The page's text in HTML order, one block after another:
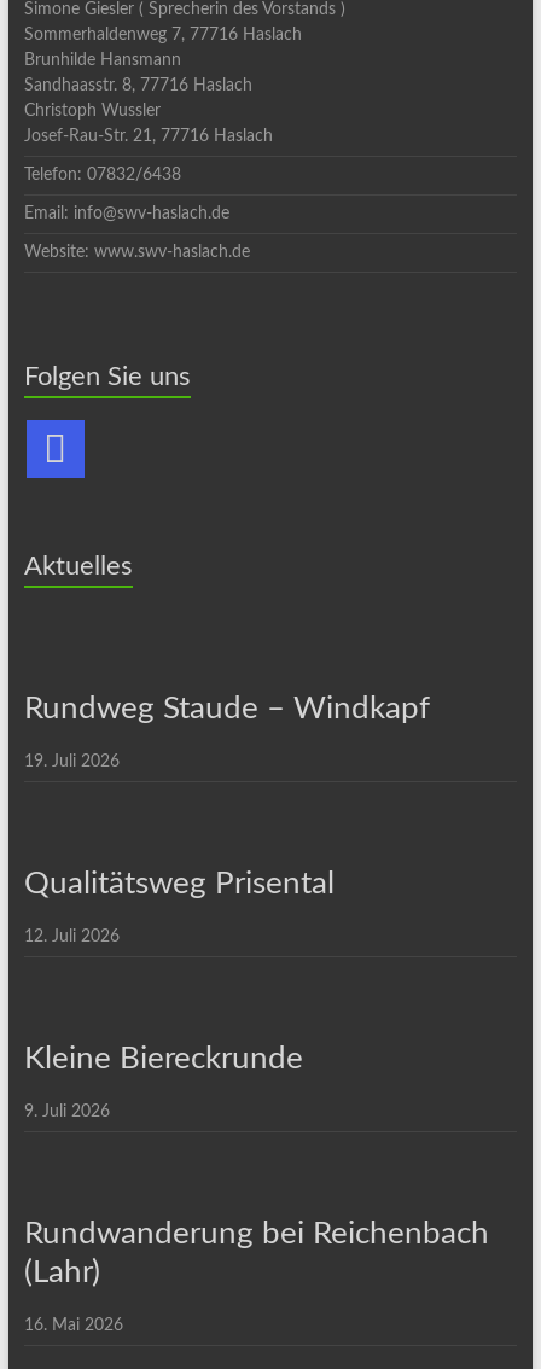
Simone Giesler ( Sprecherin des Vorstands )
Sommerhaldenweg 7, 77716 Haslach
Brunhilde Hansmann
Sandhaasstr. 8, 77716 Haslach
Christoph Wussler
Josef-Rau-Str. 21, 77716 Haslach
Telefon: 07832/6438
Email: info@swv-haslach.de
Website: www.swv-haslach.de
Folgen Sie uns
Aktuelles
Rundweg Staude – Windkapf
19. Juli 2026
Qualitätsweg Prisental
12. Juli 2026
Kleine Biereckrunde
9. Juli 2026
Rundwanderung bei Reichenbach
(Lahr)
16. Mai 2026